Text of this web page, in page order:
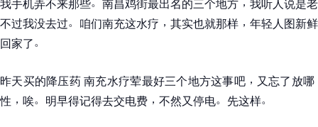
不过我没去过。 咱们南充这水疗 ， 其实也就那样 ， 年轻人图新鲜
回家了。
昨天买的降压药 南充水疗荤最好三个地方这事吧 ， 又忘了放哪
性 ， 唉。 明早得记得去交电费 ， 不然又停电。 先这样。